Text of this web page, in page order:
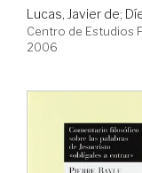
Lucas, Javier de;
Centro de Estudios
2006